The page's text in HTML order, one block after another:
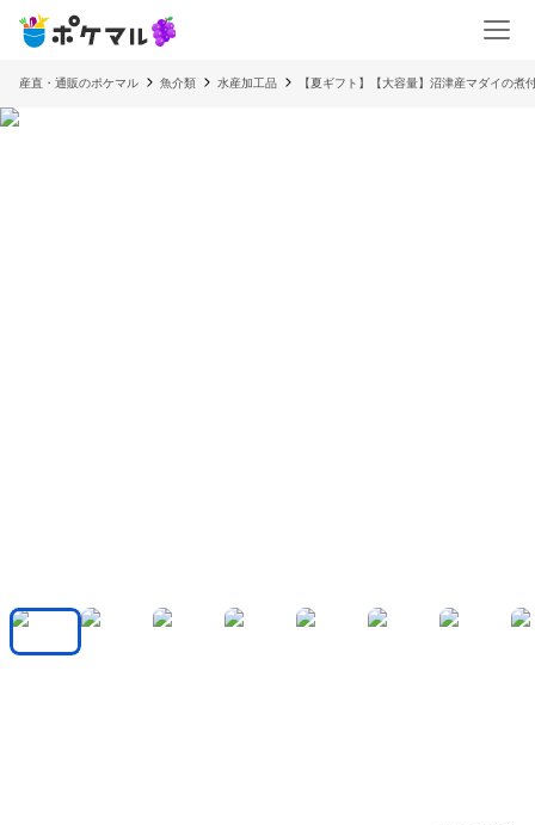
産直・通販のポケマル 魚介類 水産加工品 【夏ギフト】【大容量】沼津産マダイの煮